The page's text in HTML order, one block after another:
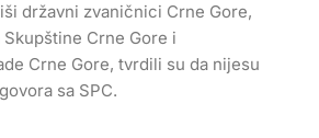
državni zvaničnici Crne Gore,
Crne Gore i
Crne Gore, tvrdili su da nijesu
sa SPC.